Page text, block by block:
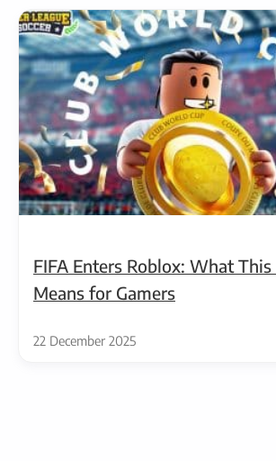
FIFA Enters Roblox: What
Means for Gamers
22 December 2025